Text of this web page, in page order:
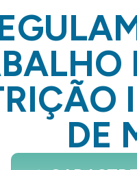
DE